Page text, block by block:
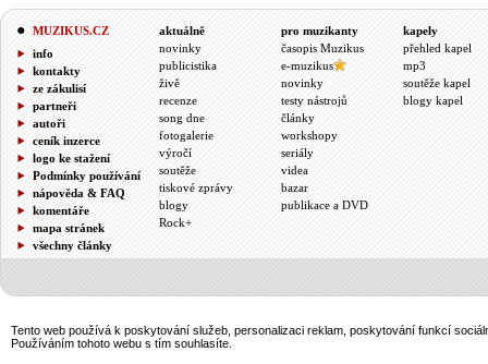
MUZIKUS.CZ
info
kontakty
ze zákulisí
partneři
autoři
ceník inzerce
logo ke stažení
Podmínky používání
nápověda & FAQ
komentáře
mapa stránek
všechny články
aktuálně
novinky
publicistika
živě
recenze
song dne
fotogalerie
výročí
soutěže
tiskové zprávy
blogy
Rock+
pro muzikanty
časopis Muzikus
e-muzikus
novinky
testy nástrojů
články
workshopy
seriály
videa
bazar
publikace a DVD
kapely
přehled kapel
mp3
soutěže kapel
blogy kapel
Tento web používá k poskytování služeb, personalizaci reklam, poskytování funkcí
Používáním tohoto webu s tím souhlasíte.